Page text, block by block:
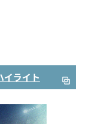
イライト